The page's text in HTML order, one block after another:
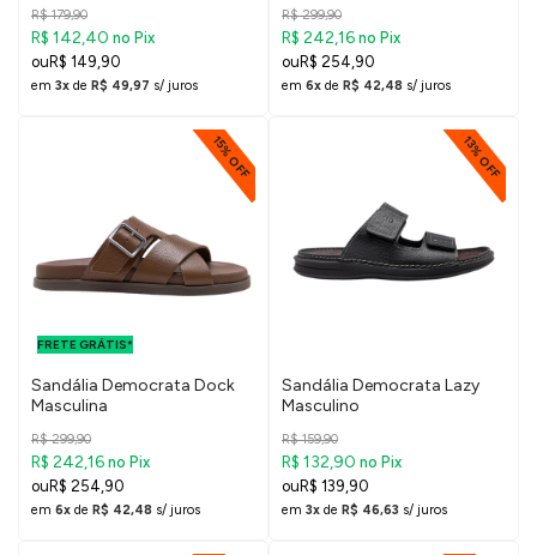
R$ 179,90
R$ 142,40 no Pix
R$ 149,90
em 3x de R$ 49,97 s/ juros
R$ 299,90
R$ 242,16 no Pix
R$ 254,90
em 6x de R$ 42,48 s/ juros
15% OFF
FRETE GRÁTIS*
Sandália Democrata Dock
Masculina
R$ 299,90
R$ 242,16 no Pix
R$ 254,90
em 6x de R$ 42,48 s/ juros
13% OFF
Sandália Democrata Lazy
Masculino
R$ 159,90
R$ 132,90 no Pix
R$ 139,90
em 3x de R$ 46,63 s/ juros